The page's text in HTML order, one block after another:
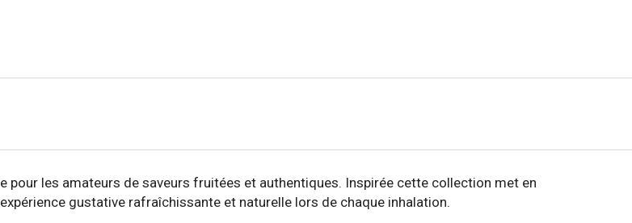
pour les amateurs de saveurs fruitées et authentiques. Inspirée cette collection met en
gustative rafraîchissante et naturelle lors de chaque inhalation.